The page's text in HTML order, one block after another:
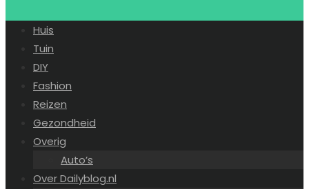
Huis
Tuin
DIY
Fashion
Reizen
Gezondheid
Overig
Auto’s
Over Dailyblog.nl